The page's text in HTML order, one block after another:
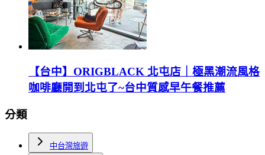
【台中】ORIGBLACK 北屯店｜極黑潮流風格
咖啡廳開到北屯了~台中質感早午餐推薦
分類
中台灣旅遊